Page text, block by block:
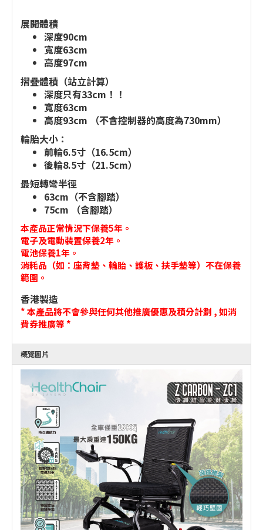
展開體積
深度90cm
寬度63cm
高度97cm
摺疊體積（站立計算）
深度只有33cm！！
寬度63cm
高度93cm （不含控制器的高度為730mm）
輪胎大小：
前輪6.5寸（16.5cm）
後輪8.5寸（21.5cm）
最短轉彎半徑
63cm（不含腳踏）
75cm （含腳踏）
本產品正常情況下保養5年。
電子及電動裝置保養2年。
電池保養1年。
消耗品（如：座背墊、輪胎、護板、扶手墊等）不在保養
範圍。
香港製造
* 本產品將不會參與任何其他推廣優惠及積分計劃 , 如消
費券推廣等 *
概覽圖片